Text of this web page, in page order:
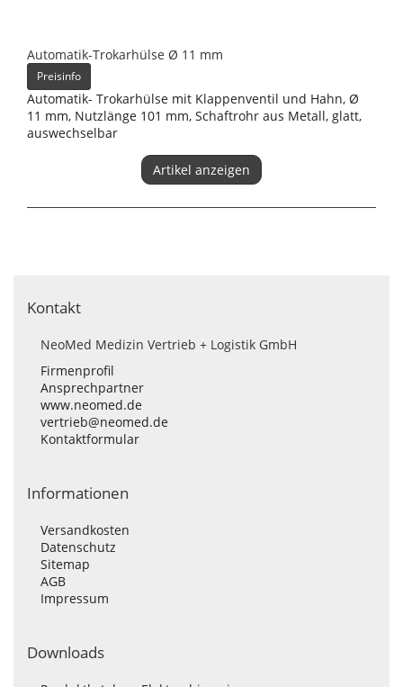
Automatik-Trokarhülse Ø 11 mm
Preisinfo
Automatik- Trokarhülse mit Klappenventil und Hahn, Ø
11 mm, Nutzlänge 101 mm, Schaftrohr aus Metall, glatt,
auswechselbar
Artikel anzeigen
Kontakt
NeoMed Medizin Vertrieb + Logistik GmbH
Firmenprofil
Ansprechpartner
www.neomed.de
vertrieb@neomed.de
Kontaktformular
Informationen
Versandkosten
Datenschutz
Sitemap
AGB
Impressum
Downloads